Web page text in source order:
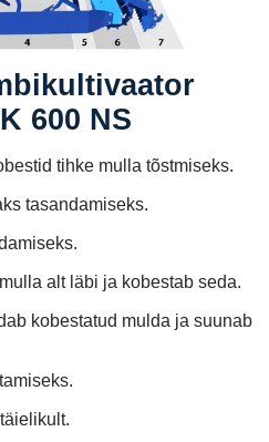
600 NS
tihke mulla tõstmiseks.
tasandamiseks.
alt läbi ja kobestab seda.
kobestatud mulda ja suunab